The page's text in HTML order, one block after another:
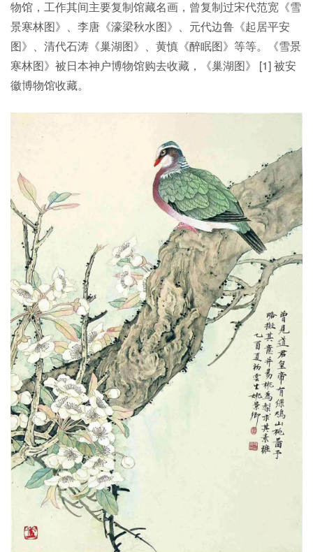
物馆，工作其间主要复制馆藏名画，曾复制过宋代范宽《雪
景寒林图》、李唐《濠梁秋水图》、元代边鲁《起居平安
图》、清代石涛《巢湖图》、黄慎《醉眠图》等等。《雪景
寒林图》被日本神户博物馆购去收藏，《巢湖图》 [1] 被安
徽博物馆收藏。